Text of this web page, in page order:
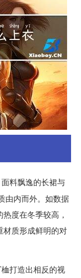
料飘逸的长裙与
由内而外。如数据
度在冬季较高，
材质形成鲜明的对
打造出相反的视